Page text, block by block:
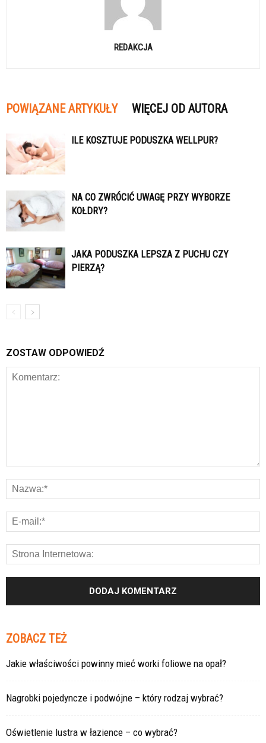
REDAKCJA
POWIĄZANE ARTYKUŁY WIĘCEJ OD AUTORA
ILE KOSZTUJE PODUSZKA WELLPUR?
NA CO ZWRÓCIĆ UWAGĘ PRZY WYBORZE
KOŁDRY?
JAKA PODUSZKA LEPSZA Z PUCHU CZY
PIERZĄ?
ZOSTAW ODPOWIEDŹ
ZOBACZ TEŻ
Jakie właściwości powinny mieć worki foliowe na opał?
Nagrobki pojedyncze i podwójne – który rodzaj wybrać?
Oświetlenie lustra w łazience – co wybrać?